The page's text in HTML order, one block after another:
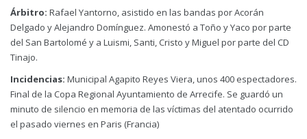
Árbitro: Rafael Yantorno, asistido en las bandas por Acorán
Delgado y Alejandro Domínguez. Amonestó a Toño y Yaco por parte
del San Bartolomé y a Luismi, Santi, Cristo y Miguel por parte del CD
Tinajo.
Incidencias: Municipal Agapito Reyes Viera, unos 400 espectadores.
Final de la Copa Regional Ayuntamiento de Arrecife. Se guardó un
minuto de silencio en memoria de las víctimas del atentado ocurrido
el pasado viernes en Paris (Francia)